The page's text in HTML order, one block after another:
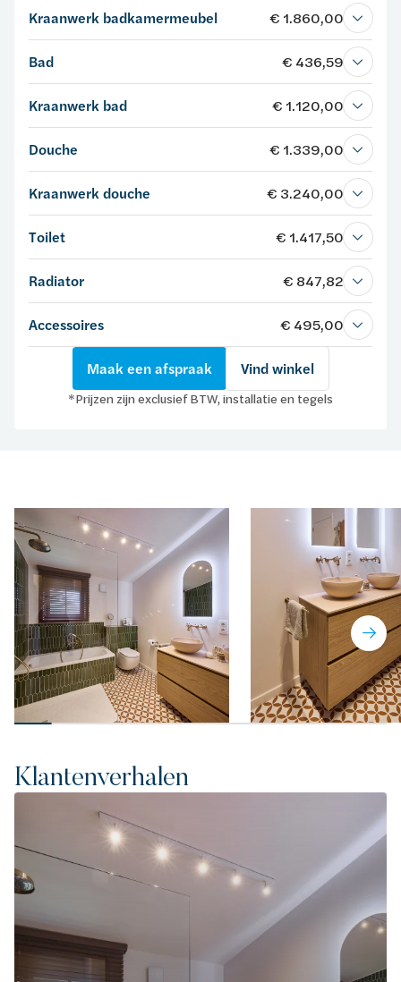
Kraanwerk badkamermeubel € 1.860,00
Bad € 436,59
Kraanwerk bad € 1.120,00
Douche € 1.339,00
Kraanwerk douche € 3.240,00
Toilet € 1.417,50
Radiator € 847,82
Accessoires € 495,00
Maak een afspraak Vind winkel
*Prijzen zijn exclusief BTW, installatie en tegels
Klantenverhalen